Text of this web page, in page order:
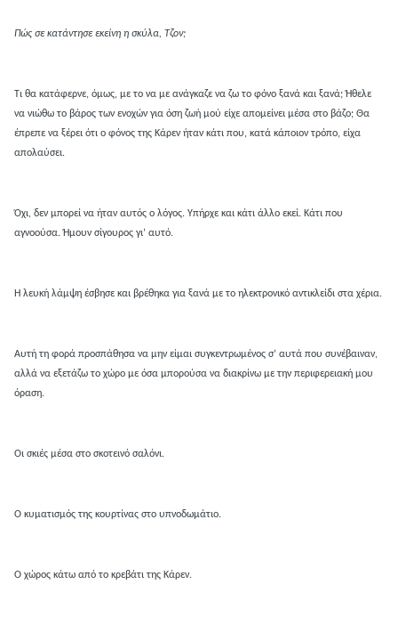
Πώς σε κατάντησε εκείνη η σκύλα, Τζον;
Τι θα κατάφερνε, όμως, με το να με ανάγκαζε να ζω το φόνο ξανά και ξανά; Ήθελε
να νιώθω το βάρος των ενοχών για όση ζωή μού είχε απομείνει μέσα στο βάζο; Θα
έπρεπε να ξέρει ότι ο φόνος της Κάρεν ήταν κάτι που, κατά κάποιον τρόπο, είχα
απολαύσει.
Όχι, δεν μπορεί να ήταν αυτός ο λόγος. Υπήρχε και κάτι άλλο εκεί. Κάτι που
αγνοούσα. Ήμουν σίγουρος γι’ αυτό.
Η λευκή λάμψη έσβησε και βρέθηκα για ξανά με το ηλεκτρονικό αντικλείδι στα χέρια.
Αυτή τη φορά προσπάθησα να μην είμαι συγκεντρωμένος σ’ αυτά που συνέβαιναν,
αλλά να εξετάζω το χώρο με όσα μπορούσα να διακρίνω με την περιφερειακή μου
όραση.
Οι σκιές μέσα στο σκοτεινό σαλόνι.
Ο κυματισμός της κουρτίνας στο υπνοδωμάτιο.
Ο χώρος κάτω από το κρεβάτι της Κάρεν.